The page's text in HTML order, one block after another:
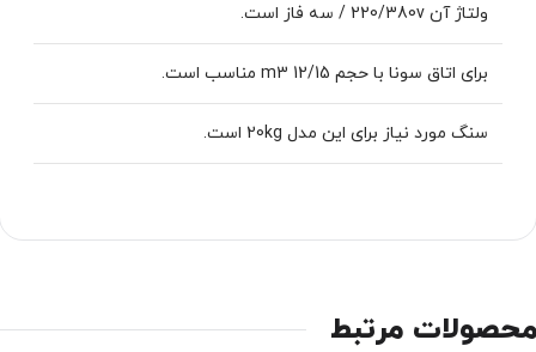
ولتاژ آن 220/380v / سه فاز است.
برای اتاق سونا با حجم m3 12/15 مناسب است.
سنگ مورد نیاز برای این مدل 20kg است.
مرتبط